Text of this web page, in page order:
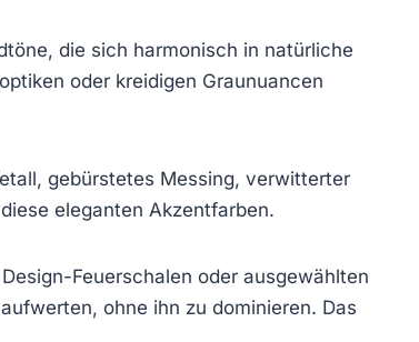
die sich harmonisch in natürliche
oder kreidigen Graunuancen
gebürstetes Messing, verwitterter
eleganten Akzentfarben.
Feuerschalen oder ausgewählten
ohne ihn zu dominieren. Das